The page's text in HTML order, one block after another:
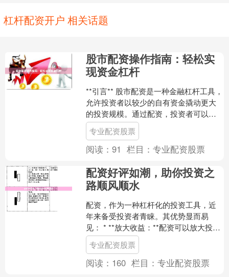
杠杆配资开户 相关话题
股市配资操作指南：轻松实
现资金杠杆
**引言** 股市配资是一种金融杠杆工具，
允许投资者以较少的自有资金撬动更大
的投资规模。通过配资，投资者可以放
大收益，但也需要承担更高的风险。本
文将提供一份股市....
专业配资股票
阅读：91 栏目：专业配资股票
配资好评如潮，助你投资之
路顺风顺水
配资，作为一种杠杆化的投资工具，近
年来备受投资者青睐。其优势显而易
见： * **放大收益：**配资可以放大投资
收益，让投资者以较小的资金撬动更大
的市场机会。 *....
专业配资股票
阅读： 160 栏目：专业配资股票